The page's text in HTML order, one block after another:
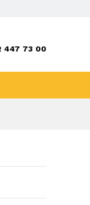
447 73 00